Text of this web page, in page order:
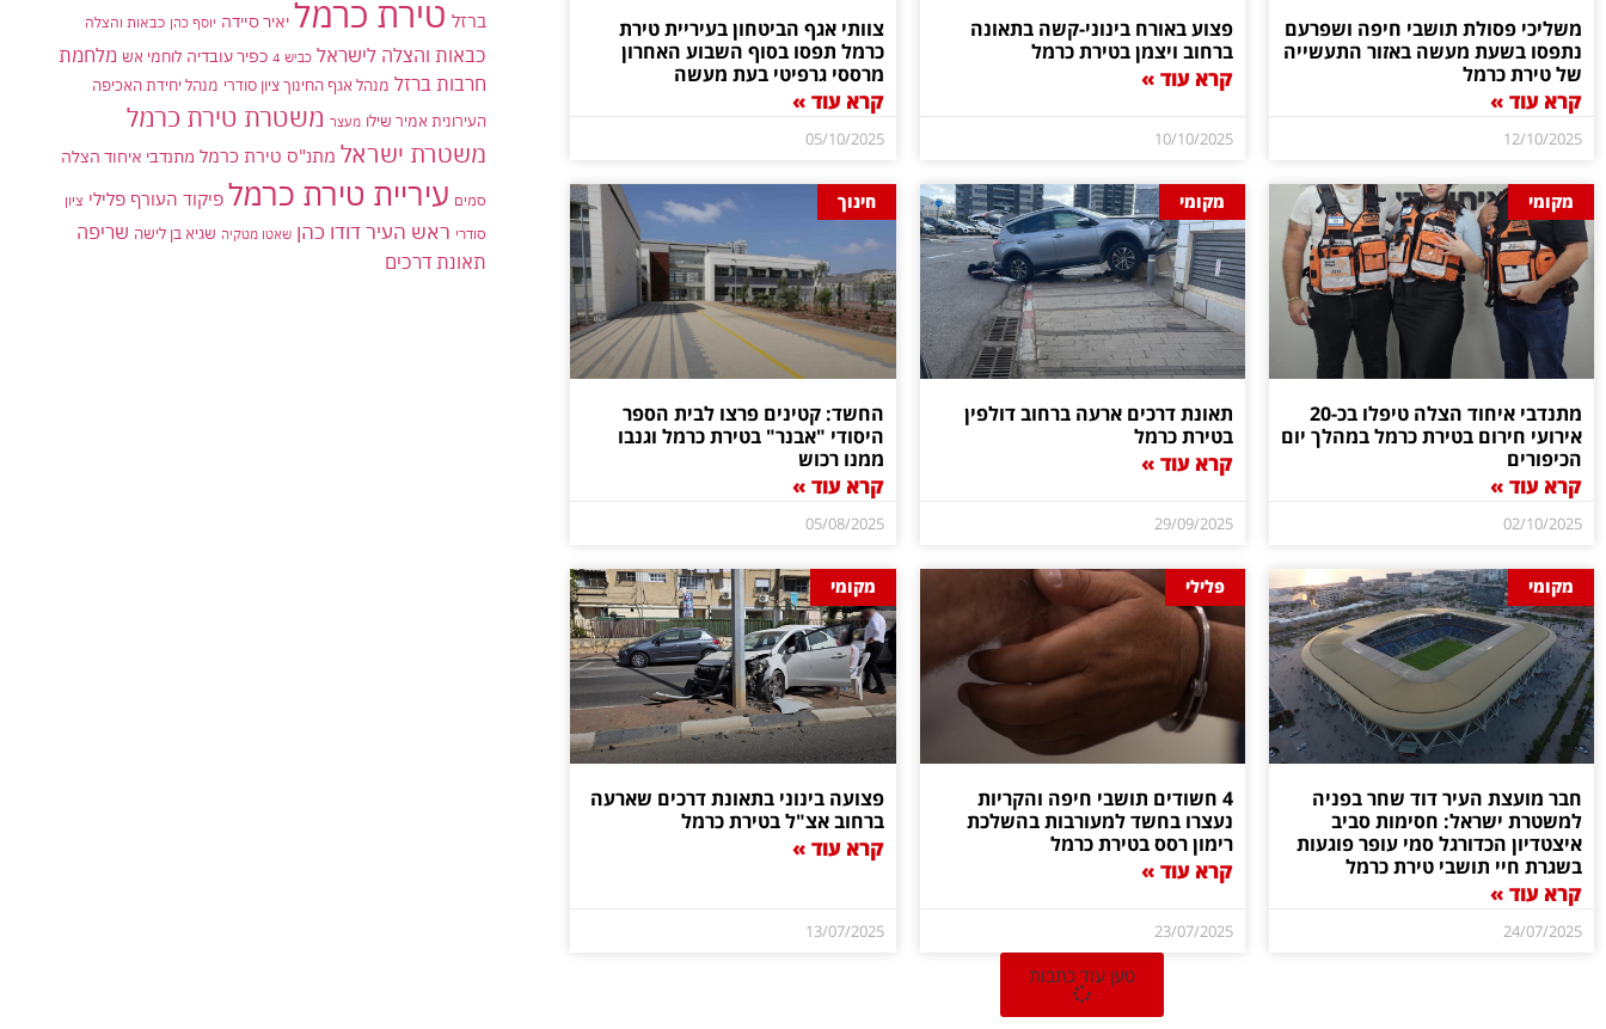
משליכי פסולת תושבי חיפה ושפרעם
נתפסו בשעת מעשה באזור התעשייה
של טירת כרמל
קרא עוד »
12/10/2025
פצוע באורח בינוני-קשה בתאונה
ברחוב ויצמן בטירת כרמל
קרא עוד »
10/10/2025
צוותי אגף הביטחון בעיריית טירת
כרמל תפסו בסוף השבוע האחרון
מרססי גרפיטי בעת מעשה
קרא עוד »
05/10/2025
מקומי
מתנדבי איחוד הצלה טיפלו בכ-20
אירועי חירום בטירת כרמל במהלך יום
הכיפורים
קרא עוד »
02/10/2025
מקומי
תאונת דרכים ארעה ברחוב דולפין
בטירת כרמל
קרא עוד »
29/09/2025
חינוך
החשד: קטינים פרצו לבית הספר
היסודי "אבנר" בטירת כרמל וגנבו
ממנו רכוש
קרא עוד »
05/08/2025
מקומי
חבר מועצת העיר דוד שחר בפניה
למשטרת ישראל: חסימות סביב
איצטדיון הכדורגל סמי עופר פוגעות
בשגרת חיי תושבי טירת כרמל
קרא עוד »
24/07/2025
פלילי
4 חשודים תושבי חיפה והקריות
נעצרו בחשד למעורבות בהשלכת
רימון רסס בטירת כרמל
קרא עוד »
23/07/2025
מקומי
פצועה בינוני בתאונת דרכים שארעה
ברחוב אצ"ל בטירת כרמל
קרא עוד »
13/07/2025
טען עוד כתבות
ברזל טירת כרמל יאיר סיידה יוסף כהן כבאות והצלה
כבאות והצלה לישראל כביש 4 כפיר עובדיה לוחמי אש מלחמת
חרבות ברזל מנהל אגף החינוך ציון סודרי מנהל יחידת האכיפה
העירונית אמיר שילו מעצר משטרת טירת כרמל
משטרת ישראל מתנ"ס טירת כרמל מתנדבי איחוד הצלה
סמים עיריית טירת כרמל פיקוד העורף פלילי ציון
סודרי ראש העיר דודו כהן שאטו מטקיה שגיא בן לישה שריפה
תאונת דרכים